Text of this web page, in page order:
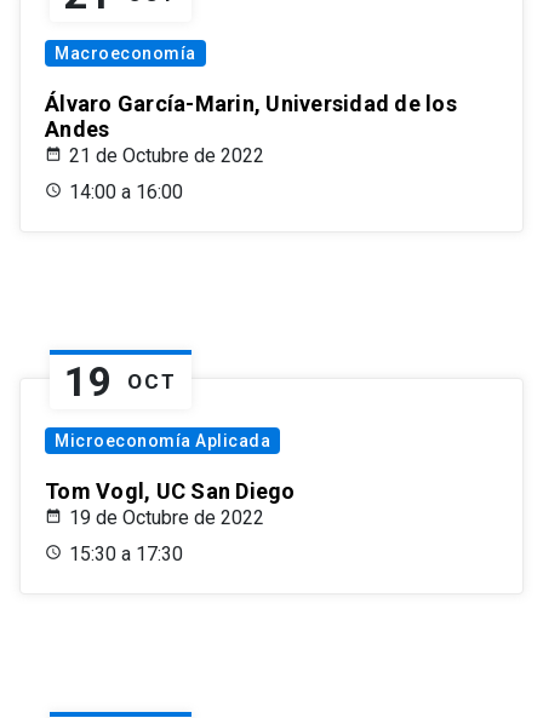
Macroeconomía
Álvaro García-Marin, Universidad de los
Andes
21 de Octubre de 2022
14:00 a 16:00
19 OCT
Microeconomía Aplicada
Tom Vogl, UC San Diego
19 de Octubre de 2022
15:30 a 17:30